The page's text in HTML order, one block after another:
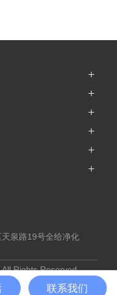
+
+
+
+
+
+
泉路19号全给净化
Rights Reserved .
苏ICP备 16046154号-1
联系我们